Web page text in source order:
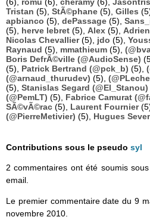
Tristan (5), StÃ©phane (5), Gilles
apbianco (5), dePassage (5),
(5), herve lebret (5), Alex (5), Adrien
Nicolas Chevallier(5), jdo (5),
Raynaud (5), mmathieum (5),
Boris DefrÃ©ville (@AudioSense)
(5), Patrick Bertrand (@pck_b) (5),
(@arnaud_thurudev) (5),
(5), Stanislas Segard (@El_Stanou)
(@PemLT) (5), Fabrice Camurat
SÃ©vÃ©rac (5), Laurent Fournier
(@PierreMetivier) (5), Hugues
Contributions sous le pseudo syl
2 commentaires ont été soumis
email.
Le premier commentaire date du 9
novembre 2010.